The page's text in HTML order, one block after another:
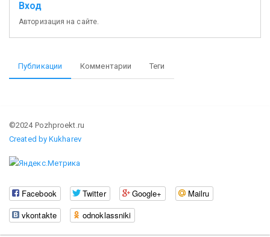
Вход
Авторизация на сайте.
Публикации Комментарии Теги
©2024 Pozhproekt.ru
Created by Kukharev
Facebook Twitter Google+
Mailru
vkontakte
odnoklassniki